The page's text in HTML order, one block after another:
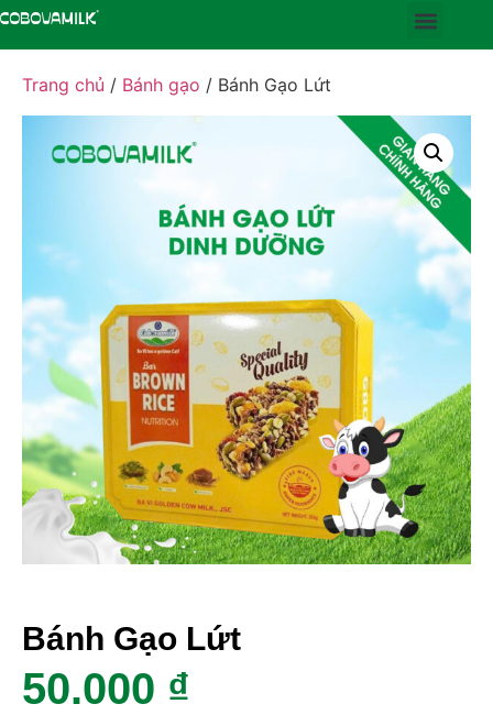
Trang chủ / Bánh gạo / Bánh Gạo Lứt
Bánh Gạo Lứt
50.000 ₫